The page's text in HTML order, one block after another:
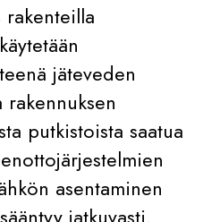
rakenteilla
jäteveden
putkistoista saatua
asentaminen